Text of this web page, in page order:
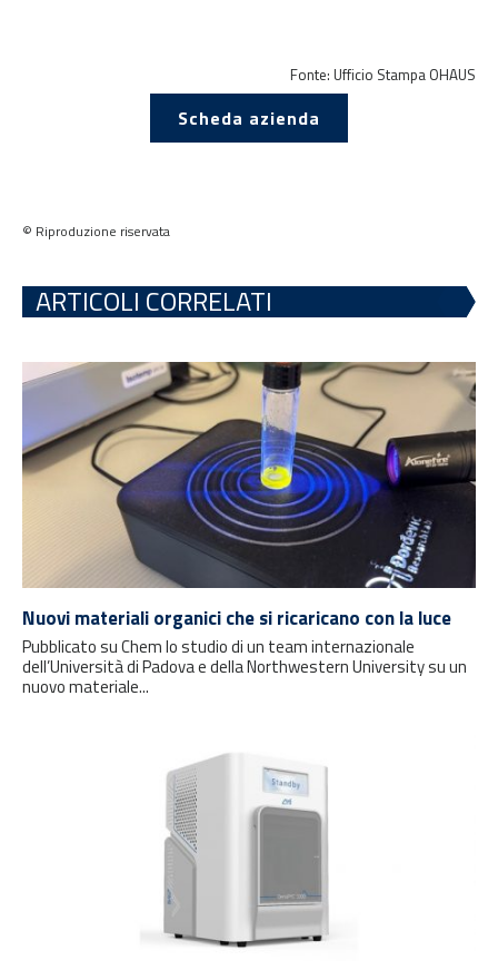
Fonte: Ufficio Stampa OHAUS
Scheda azienda
© Riproduzione riservata
ARTICOLI CORRELATI
Nuovi materiali organici che si ricaricano con la luce
Pubblicato su Chem lo studio di un team internazionale
dell’Università di Padova e della Northwestern University su un
nuovo materiale...